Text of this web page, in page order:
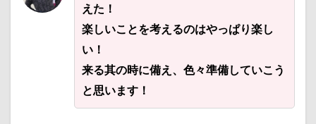
えた！
楽しいことを考えるのはやっぱり楽し
い！
来る其の時に備え、色々準備していこう
と思います！